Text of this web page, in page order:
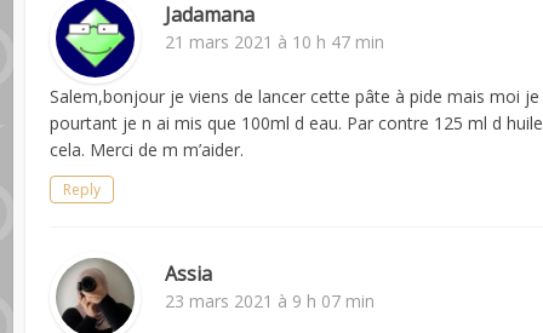
Jadamana
21 mars 2021 à 10 h 47 min
Salem,bonjour je viens de lancer cette pâte à pide mais moi
pourtant je n ai mis que 100ml d eau. Par contre 125 ml d
cela. Merci de m m’aider.
Reply
Assia
23 mars 2021 à 9 h 07 min